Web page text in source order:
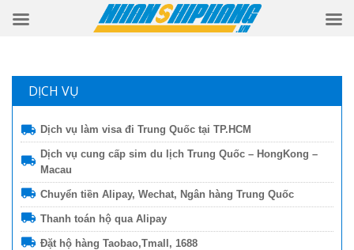
DỊCH VỤ
Dịch vụ làm visa đi Trung Quốc tại TP.HCM
Dịch vụ cung cấp sim du lịch Trung Quốc – HongKong –
Macau
Chuyển tiền Alipay, Wechat, Ngân hàng Trung Quốc
Thanh toán hộ qua Alipay
Đặt hộ hàng Taobao,Tmall, 1688